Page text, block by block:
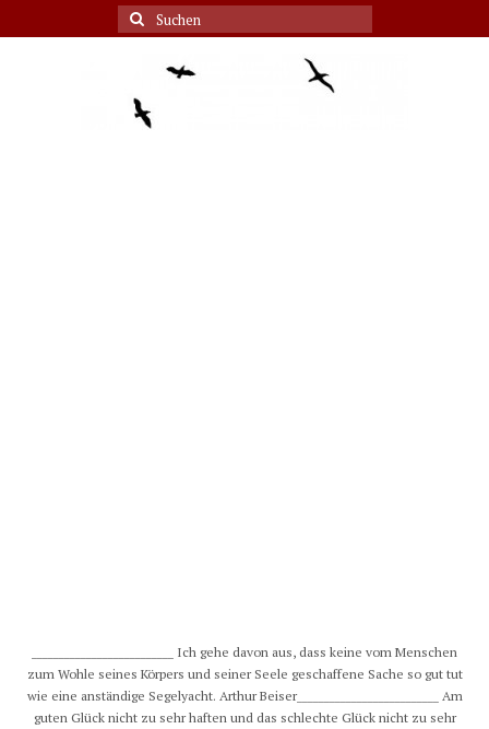
Suche
nach:
__________________________ Ich gehe davon aus, dass keine vom Menschen
zum Wohle seines Körpers und seiner Seele geschaffene Sache so gut tut
wie eine anständige Segelyacht. Arthur Beiser__________________________ Am
guten Glück nicht zu sehr haften und das schlechte Glück nicht zu sehr